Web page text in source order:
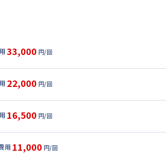
33,000 円/回
)
/日) (税抜)
22,000 円/回
)
/日) (税抜)
16,500 円/回
用 11,000 円/回